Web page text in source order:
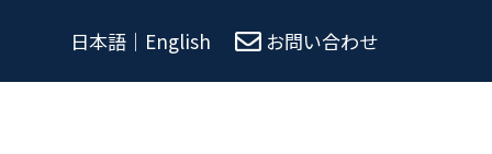
日本語 ｜ English お問い合わせ